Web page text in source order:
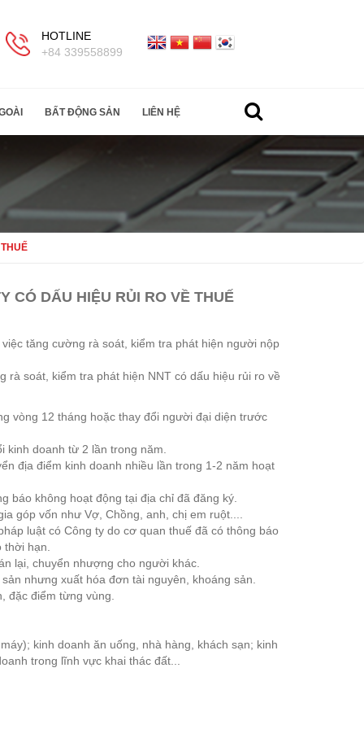
HOTLINE
+84 339558899
BẤT ĐỘNG SẢN LIÊN HỆ
CÓ DẤU HIỆU RỦI RO VỀ THUẾ
tăng cường rà soát, kiểm tra phát hiện người nộp
soát, kiểm tra phát hiện NNT có dấu hiệu rủi ro về
vòng 12 tháng hoặc thay đổi người đại diện trước
kinh doanh từ 2 lần trong năm.
địa điểm kinh doanh nhiều lần trong 1-2 năm hoạt
báo không hoạt động tại địa chỉ đã đăng ký.
góp vốn như Vợ, Chồng, anh, chị em ruột....
luật có Công ty do cơ quan thuế đã có thông báo
hạn.
lại, chuyển nhượng cho người khác.
nhưng xuất hóa đơn tài nguyên, khoáng sản.
đặc điểm từng vùng.
kinh doanh ăn uống, nhà hàng, khách sạn; kinh
trong lĩnh vực khai thác đất...